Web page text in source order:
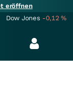
eröffnen
Dow Jones -0,12%